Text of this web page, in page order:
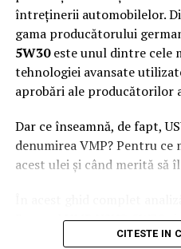
întreținerii automobilelor.
gama producătorului
5W30este unul dintre cele
tehnologiei avansate
aprobări ale producătorilor
Dar ce înseamnă, de fapt,
denumirea VMP? Pentru
acest ulei și când merită să
Ravenol VMP USVO 5W30
considerat unul dintre cele
CITESTE IN